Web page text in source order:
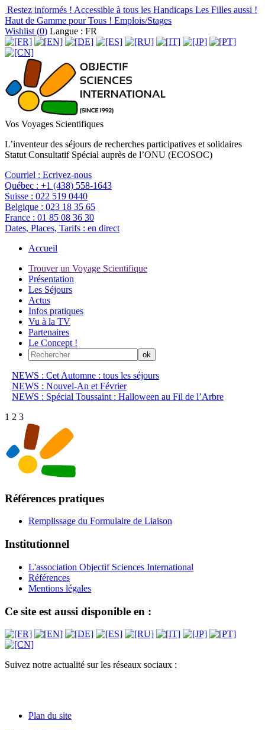
Restez informés ! Accessible à tous les Handicaps Les Filles aussi !
Haut de Gamme pour Tous ! Emplois/Stages
Wishlist (0) Langue : FR
Vos Voyages Scientifiques
L’inventeur des séjours de recherches participatives et solidaires
Statut Consultatif Spécial auprès de l’ONU (ECOSOC)
Courriel : Ecrivez-nous
Québec : +1 (438) 558-1643
Suisse : 022 519 0440
Belgique : 023 18 35 65
France : 01 85 08 36 30
Dates, Places, Tarifs : en direct
Accueil
Trouver un Voyage Scientifique
Présentation
Les Séjours
Actus
Infos pratiques
Vu à la TV
Partenaires
Le Concept !
NEWS : Cet Automne : tous les séjours
NEWS : Nouvel-An et Février
NEWS : Spécial Toussaint : Halloween au Fil de l’Arbre
1 2 3
Références pratiques
Remplissage du Formulaire de Liaison
Institutionnel
L'association Objectif Sciences International
Références
Mentions légales
Ce site est aussi disponible en :
Suivez notre actualité sur les réseaux sociaux :
Plan du site